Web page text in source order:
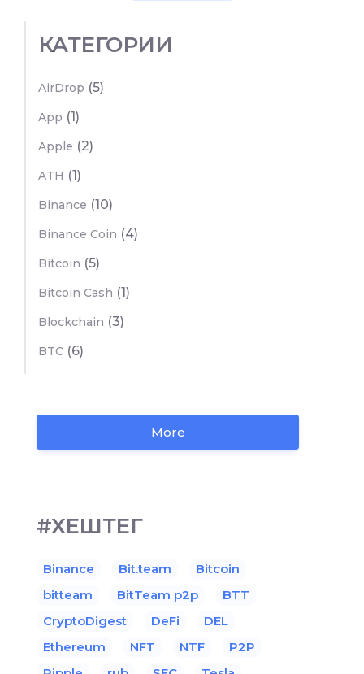
КАТЕГОРИИ
AirDrop (5)
App (1)
Apple (2)
ATH (1)
Binance (10)
Binance Coin (4)
Bitcoin (5)
Bitcoin Cash (1)
Blockchain (3)
BTC (6)
More
#ХЕШТЕГ
Binance Bit.team
Bitcoin
bitteam
BitTeam p2p
BTT
CryptoDigest
DeFi
DEL
Ethereum
NFT NTF
P2P